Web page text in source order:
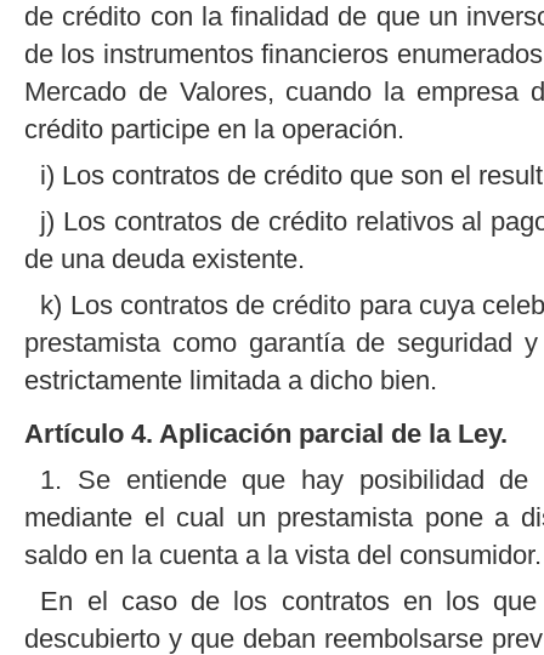
de crédito con la finalidad de que un
de los instrumentos financieros
Mercado de Valores, cuando la
crédito participe en la operación.
i) Los contratos de crédito que son el
j) Los contratos de crédito relativos al
de una deuda existente.
k) Los contratos de crédito para cuya
prestamista como garantía de seguridad
estrictamente limitada a dicho bien.
Artículo 4. Aplicación parcial de la Ley.
1. Se entiende que hay posibilidad de
mediante el cual un prestamista pone a
saldo en la cuenta a la vista del consumidor.
En el caso de los contratos en los
descubierto y que deban reembolsarse